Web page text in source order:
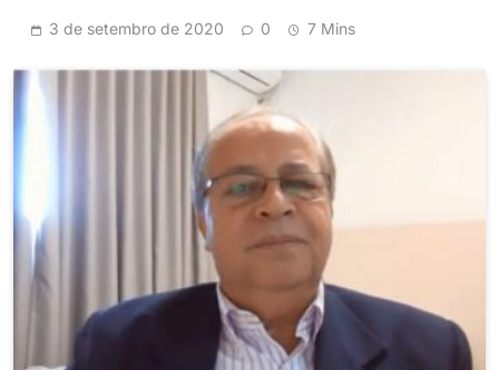
3 de setembro de 2020 0 7 Mins